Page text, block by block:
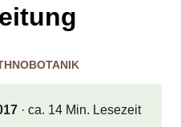
· ca. 14 Min. Lesezeit